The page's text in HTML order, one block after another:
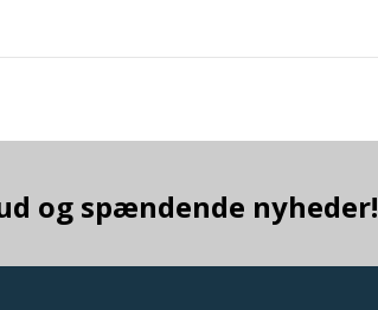
og spændende nyheder!